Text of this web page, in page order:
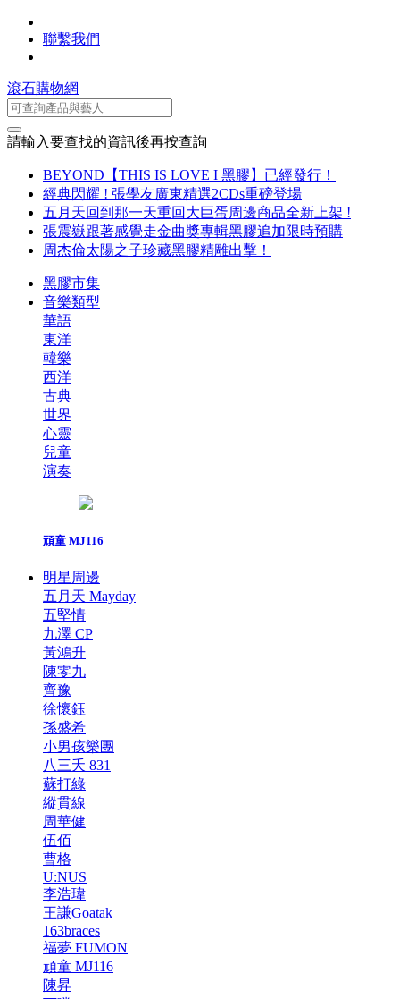
聯繫我們
滾石購物網
請輸入要查找的資訊後再按查詢
BEYOND【THIS IS LOVE I 黑膠】已經發行！
經典閃耀 ! 張學友廣東精選2CDs重磅登場
五月天回到那一天重回大巨蛋周邊商品全新上架 !
張震嶽跟著感覺走金曲獎專輯黑膠追加限時預購
周杰倫太陽之子珍藏黑膠精雕出擊！
黑膠市集
音樂類型
華語
東洋
韓樂
西洋
古典
世界
心靈
兒童
演奏
頑童 MJ116
明星周邊
五月天 Mayday
五堅情
九澤 CP
黃鴻升
陳零九
齊豫
徐懷鈺
孫盛希
小男孩樂團
八三夭 831
蘇打綠
縱貫線
周華健
伍佰
曹格
U:NUS
李浩瑋
王謙Goatak
163braces
福夢 FUMON
頑童 MJ116
陳昇